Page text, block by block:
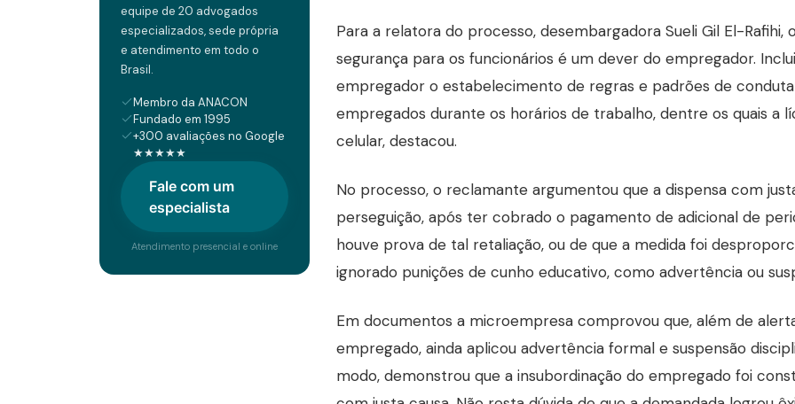
equipe de 20 advogados
especializados, sede própria
e atendimento em todo o
Brasil.
Membro da ANACON
Fundado em 1995
+300 avaliações no Google
★★★★★
Fale com um
especialista
Atendimento presencial e online
Para a relatora do processo, desembargadora Sueli Gil El-
segurança para os funcionários é um dever do empregador.
empregador o estabelecimento de regras e padrões de
empregados durante os horários de trabalho, dentre os quais a
celular, destacou.
No processo, o reclamante argumentou que a dispensa com
perseguição, após ter cobrado o pagamento de adicional de
houve prova de tal retaliação, ou de que a medida foi
ignorado punições de cunho educativo, como advertência ou
Em documentos a microempresa comprovou que, além de
empregado, ainda aplicou advertência formal e suspensão
modo, demonstrou que a insubordinação do empregado foi